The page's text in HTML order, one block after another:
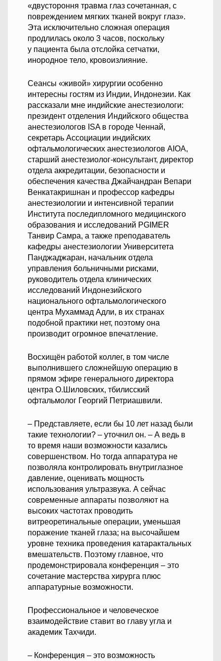
«двустороння травма глаз сочетанная, с
повреждением мягких тканей вокруг глаз».
Эта исключительно сложная операция
продлилась около 3 часов, поскольку
у пациента была отслойка сетчатки,
инородное тело, кровоизлияние.
Сеансы «живой» хирургии особенно
интересны гостям из Индии, Индонезии. Как
рассказали мне индийские анестезиологи:
президент отделения Индийского общества
анестезиологов ISA в городе Ченнай,
секретарь Ассоциации индийских
офтальмологических анестезиологов AIOA,
старший анестезиолог-консультант, директор
отдела аккредитации, безопасности и
обеспечения качества Джайчандран Вепари
Венкатакришнан и профессор кафедры
анестезиологии и интенсивной терапии
Института последипломного медицинского
образования и исследований PGIMER
Танвир Самра, а также преподаватель
кафедры анестезиологии Университета
Панджаджаран, начальник отдела
управления больничными рисками,
руководитель отдела клинических
исследований Индонезийского
национального офтальмологического
центра Мухаммад Адли, в их странах
подобной практики нет, поэтому она
производит огромное впечатление.
Восхищён работой коллег, в том числе
выполнившего сложнейшую операцию в
прямом эфире генерального директора
центра О.Шиловских, тбилисский
офтальмолог Георгий Петриашвили.
– Представляете, если бы 10 лет назад были
такие технологии? – уточнил он. – А ведь в
то время наши возможности казались
совершенством. Но тогда аппаратура не
позволяла контролировать внутриглазное
давление, оценивать мощность
использования ультразвука. А сейчас
современные аппараты позволяют на
высоких частотах проводить
витреоретинальные операции, уменьшая
поражение тканей глаза; на высочайшем
уровне техника проведения катарактальных
вмешательств. Поэтому главное, что
продемонстрировала конференция – это
сочетание мастерства хирурга плюс
аппаратурные возможности.
Профессиональное и человеческое
взаимодействие ставит во главу угла и
академик Тахчиди.
– Конференция – это возможность